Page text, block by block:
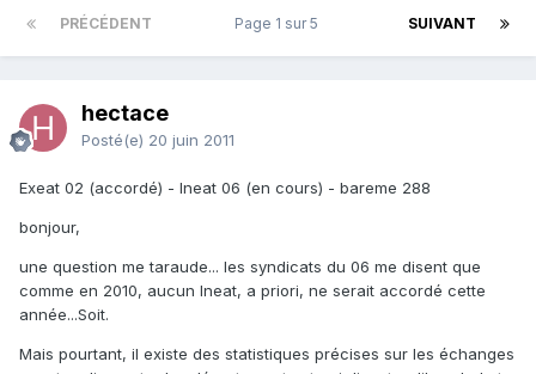
PRÉCÉDENT SUIVANT
Page 1 sur 5
hectace
Posté(e) 20 juin 2011
Exeat 02 (accordé) - Ineat 06 (en cours) - bareme 288
bonjour,
une question me taraude... les syndicats du 06 me disent que
comme en 2010, aucun Ineat, a priori, ne serait accordé cette
année...Soit.
Mais pourtant, il existe des statistiques précises sur les échanges